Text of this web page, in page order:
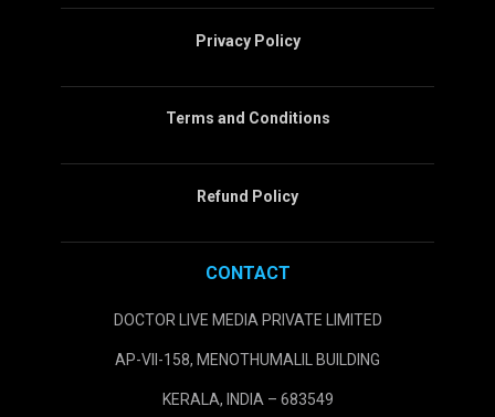
Privacy Policy
Terms and Conditions
Refund Policy
CONTACT
DOCTOR LIVE MEDIA PRIVATE LIMITED
AP-VII-158, MENOTHUMALIL BUILDING
KERALA, INDIA – 683549